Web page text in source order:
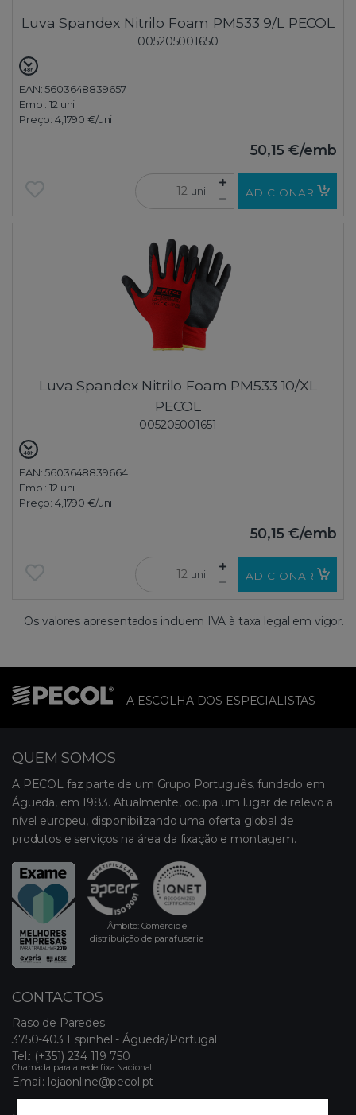
Luva Spandex Nitrilo Foam PM533 9/L PECOL
005205001650
EAN: 5603648839657
Emb.:12 uni
Preço: 4,1790 €/uni
50,15 €/emb
uni ADICIONAR
Luva Spandex Nitrilo Foam PM533 10/XL
PECOL
005205001651
EAN: 5603648839664
Emb.:12 uni
Preço: 4,1790 €/uni
50,15 €/emb
uni ADICIONAR
Os valores apresentados incluem IVA à taxa legal em vigor.
A ESCOLHA DOS ESPECIALISTAS
QUEM SOMOS
A PECOL faz parte de um Grupo Português, fundado em
Águeda, em 1983. Atualmente, ocupa um lugar de relevo a
nível europeu, disponibilizando uma oferta global de
produtos e serviços na área da fixação e montagem.
Âmbito: Comércio e
distribuição de parafusaria
CONTACTOS
Raso de Paredes
3750-403 Espinhel - Águeda/Portugal
Tel.: (+351) 234 119 750
Chamada para a rede fixa Nacional
Email: lojaonline@pecol.pt